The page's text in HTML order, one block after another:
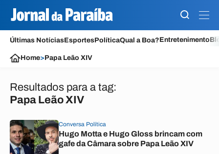
Últimas NotíciasEsportesPolíticaQual a Boa?Entretenimento
Home>Papa Leão XIV
Resultados para a tag:
Papa Leão XIV
Conversa Política
Hugo Motta e Hugo Gloss brincam com
gafe da Câmara sobre Papa Leão XIV